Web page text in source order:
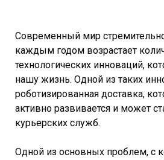
Современный мир
каждым годом возрастает
технологических инноваций,
нашу жизнь. Одной из таких
роботизированная доставка,
активно развивается и может
курьерских служб.
Одной из основных проблем, с